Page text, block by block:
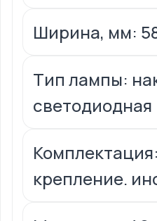
Ширина, мм:
Тип лампы:
светодиодная
крепление.